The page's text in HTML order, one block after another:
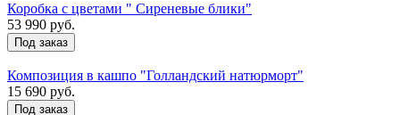
Коробка с цветами " Сиреневые блики"
53 990 руб.
Под заказ
Композиция в кашпо "Голландский натюрморт"
15 690 руб.
Под заказ